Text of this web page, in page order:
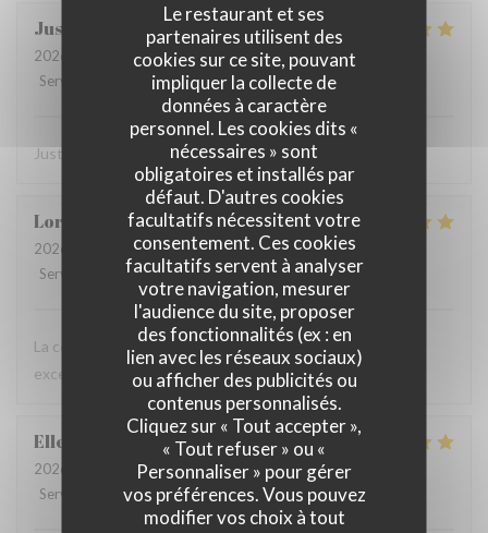
Le restaurant et ses
partenaires utilisent des
cookies sur ce site, pouvant
impliquer la collecte de
données à caractère
personnel. Les cookies dits «
nécessaires » sont
obligatoires et installés par
défaut. D'autres cookies
facultatifs nécessitent votre
consentement. Ces cookies
facultatifs servent à analyser
votre navigation, mesurer
l'audience du site, proposer
des fonctionnalités (ex : en
lien avec les réseaux sociaux)
ou afficher des publicités ou
contenus personnalisés.
Cliquez sur « Tout accepter »,
« Tout refuser » ou «
Personnaliser » pour gérer
vos préférences. Vous pouvez
modifier vos choix à tout
Justine
2026-07-08
- 20:30 - Couverts 2
Service
Ambiance:5/5 Cuisine: 5/5 Qualité / Prix
Juste parfait ! Service & plat délicieux
Lorena
2026-07-07
- 19:30 - Couverts 4
Service
Ambiance: 5/5 Cuisine: 5/5 Qualité / Prix
La comida estaba muy buena, el vino rico y una atención
excelente. Lo recomiendo 100%.
Ellen
2026-06-28
- 13:00 - Couverts 4
Service
Ambiance:5/5 Cuisine:5/5 Qualité / Prix